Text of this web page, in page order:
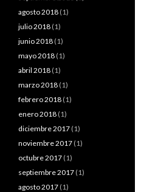
agosto 2018 (1)
julio 2018 (1)
junio 2018 (1)
mayo 2018 (1)
abril 2018 (1)
marzo 2018 (1)
febrero 2018 (1)
enero 2018 (1)
diciembre 2017 (1)
noviembre 2017 (1)
octubre 2017 (1)
septiembre 2017 (1)
agosto 2017 (1)